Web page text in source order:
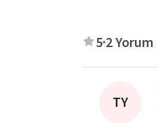
5 2 Yorum
TY